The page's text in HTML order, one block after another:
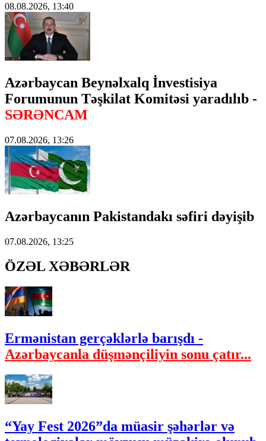
08.08.2026, 13:40
Azərbaycan Beynəlxalq İnvestisiya
Forumunun Təşkilat Komitəsi yaradılıb -
SƏRƏNCAM
07.08.2026, 13:26
Azərbaycanın Pakistandakı səfiri dəyişib
07.08.2026, 13:25
ÖZƏL XƏBƏRLƏR
Ermənistan gerçəklərlə barışdı -
Azərbaycanla düşmənçiliyin sonu çatır...
“Yay Fest 2026”da müasir şəhərlər və